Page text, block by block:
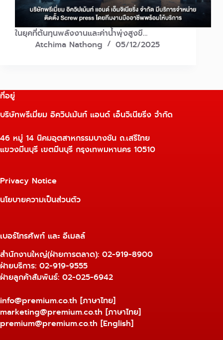
ในยุคที่ต้นทุนพลังงานและค่าน้ำพุ่งสูงขึ…
Atchima Nathong
05/12/2025
ที่อยู่
บริษัทพรีเมี่ยม อิควิปเม้นท์ แอนด์ เอ็นจิเนียริ่ง จำกัด
46 หมู่ 14 นิคมอุตสาหกรรมบางชัน ถ.เสรีไทย
แขวงมีนบุรี เขตมีนบุรี กรุงเทพมหานคร 10510
Privacy Notice
นโยบายความเป็นส่วนตัว
เบอร์โทรศัพท์ และ อีเมลล์
สำนักงานใหญ่(ฝ่ายการตลาด): 02-919-8900
ฝ่ายบริการ: 02-919-9555
ฝ่ายลูกค้าสัมพันธ์: 02-025-6942
info@premium.co.th [ภาษาไทย]
marketing@premium.co.th [ภาษาไทย]
premium@premium.co.th [English]